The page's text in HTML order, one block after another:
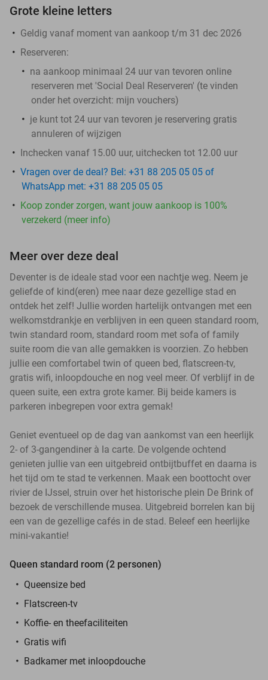
Grote kleine letters
Geldig vanaf moment van aankoop t/m 31 dec 2026
Reserveren:
na aankoop minimaal 24 uur van tevoren online
reserveren met 'Social Deal Reserveren' (te vinden
onder het overzicht: mijn vouchers)
je kunt tot 24 uur van tevoren je reservering gratis
annuleren of wijzigen
Inchecken vanaf 15.00 uur, uitchecken tot 12.00 uur
Vragen over de deal? Bel: +31 88 205 05 05 of
WhatsApp met: +31 88 205 05 05
Koop zonder zorgen, want jouw aankoop is 100%
verzekerd (meer info)
Meer over deze deal
Deventer is de ideale stad voor een nachtje weg. Neem je
geliefde of kind(eren) mee naar deze gezellige stad en
ontdek het zelf! Jullie worden hartelijk ontvangen met een
welkomstdrankje en verblijven in een queen standard room,
twin standard room, standard room met sofa of family
suite room die van alle gemakken is voorzien. Zo hebben
jullie een comfortabel twin of queen bed, flatscreen-tv,
gratis wifi, inloopdouche en nog veel meer. Of verblijf in de
queen suite, een extra grote kamer. Bij beide kamers is
parkeren inbegrepen voor extra gemak!
Geniet eventueel op de dag van aankomst van een heerlijk
2- of 3-gangendiner à la carte. De volgende ochtend
genieten jullie van een uitgebreid ontbijtbuffet en daarna is
het tijd om te stad te verkennen. Maak een boottocht over
rivier de IJssel, struin over het historische plein De Brink of
bezoek de verschillende musea. Uitgebreid borrelen kan bij
een van de gezellige cafés in de stad. Beleef een heerlijke
mini-vakantie!
Queen standard room (2 personen)
Queensize bed
Flatscreen-tv
Koffie- en theefaciliteiten
Gratis wifi
Badkamer met inloopdouche